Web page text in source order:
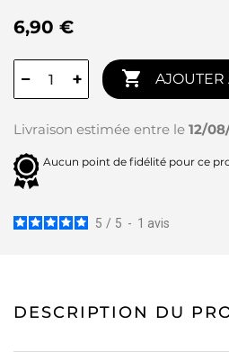
6,90 €
− +  AJOUTER
Livraison estimée entre le 12/
Aucun point de fidélité pour ce
5 / 5 - 1 avis
DESCRIPTION DU